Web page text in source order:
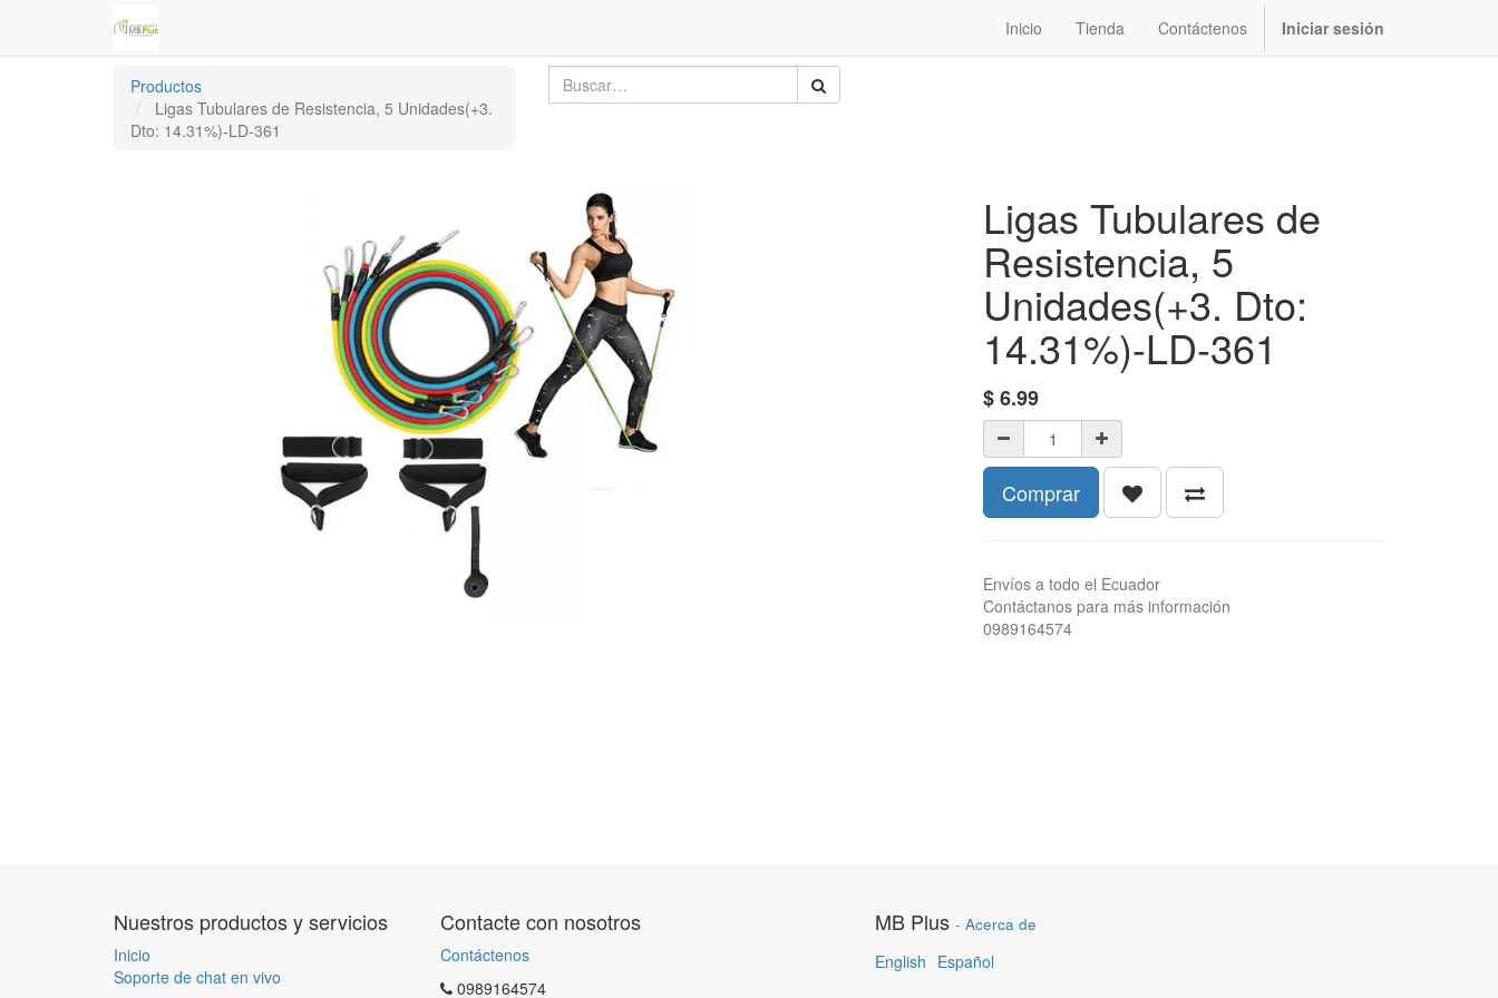
Inicio Tienda Contáctenos Iniciar sesión
Productos
Ligas Tubulares de Resistencia, 5 Unidades(+3.
Dto: 14.31%)-LD-361
Ligas Tubulares de
Resistencia, 5
Unidades(+3. Dto:
14.31%)-LD-361
$6.99
Comprar
Envíos a todo el Ecuador
Contáctanos para más información
0989164574
Nuestros productos y servicios
Inicio
Soporte de chat en vivo
Contacte con nosotros
Contáctenos
0989164574
MB Plus - Acerca de
English Español